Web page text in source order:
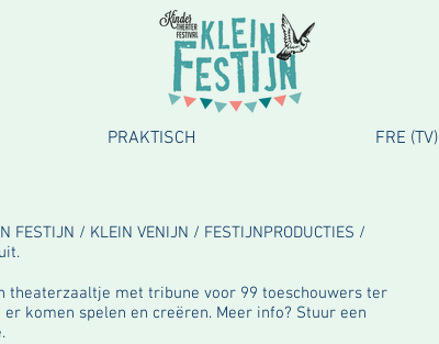
/ KLEIN VENIJN / FESTIJNPRODUCTIES /
theaterzaaltje met tribune voor 99 toeschouwers ter
komen spelen en creëren. Meer info? Stuur een
PRAKTISCH FRE (TV)